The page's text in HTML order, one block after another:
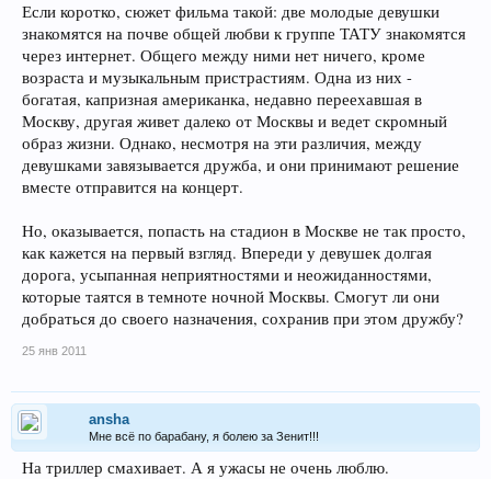
Если коротко, сюжет фильма такой: две молодые девушки
знакомятся на почве общей любви к группе ТАТУ знакомятся
через интернет. Общего между ними нет ничего, кроме
возраста и музыкальным пристрастиям. Одна из них -
богатая, капризная американка, недавно переехавшая в
Москву, другая живет далеко от Москвы и ведет скромный
образ жизни. Однако, несмотря на эти различия, между
девушками завязывается дружба, и они принимают решение
вместе отправится на концерт.
Но, оказывается, попасть на стадион в Москве не так просто,
как кажется на первый взгляд. Впереди у девушек долгая
дорога, усыпанная неприятностями и неожиданностями,
которые таятся в темноте ночной Москвы. Смогут ли они
добраться до своего назначения, сохранив при этом дружбу?
25 янв 2011
ansha
Мне всё по барабану, я болею за Зенит!!!
На триллер смахивает. А я ужасы не очень люблю.